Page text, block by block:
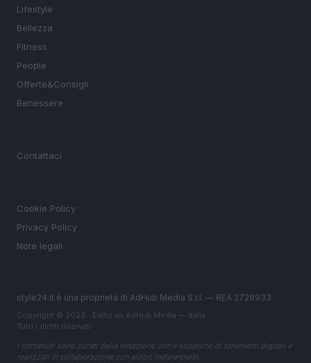
Lifestyle
Bellezza
Fitness
People
Offerte&Consigli
Benessere
Contattaci
Cookie Policy
Privacy Policy
Note legali
style24.it è una proprietà di AdHub Media S.r.l. — REA 2729933
Copyright © 2026 · Edito da AdHub Media — Italia
Tutti i diritti riservati
I contenuti sono curati dalla redazione con il supporto di strumenti digitali e
realizzati in collaborazione con autori indipendenti.